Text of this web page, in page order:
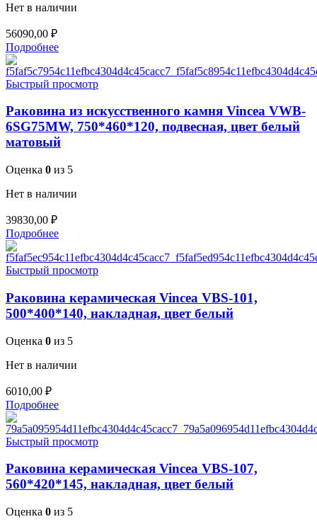
Нет в наличии
56090,00 ₽
Подробнее
Быстрый просмотр
Раковина из искусственного камня Vincea VWB-
6SG75MW, 750*460*120, подвесная, цвет белый
матовый
Оценка 0 из 5
Нет в наличии
39830,00 ₽
Подробнее
Быстрый просмотр
Раковина керамическая Vincea VBS-101,
500*400*140, накладная, цвет белый
Оценка 0 из 5
Нет в наличии
6010,00 ₽
Подробнее
Быстрый просмотр
Раковина керамическая Vincea VBS-107,
560*420*145, накладная, цвет белый
Оценка 0 из 5